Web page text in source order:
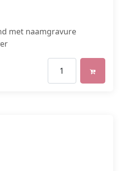
met naamgravure